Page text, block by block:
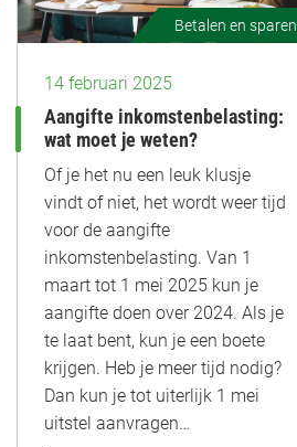
Betalen en sparen
14 februari 2025
Aangifte inkomstenbelasting:
wat moet je weten?
Of je het nu een leuk klusje
vindt of niet, het wordt weer tijd
voor de aangifte
inkomstenbelasting. Van 1
maart tot 1 mei 2025 kun je
aangifte doen over 2024. Als je
te laat bent, kun je een boete
krijgen. Heb je meer tijd nodig?
Dan kun je tot uiterlijk 1 mei
uitstel aanvragen…